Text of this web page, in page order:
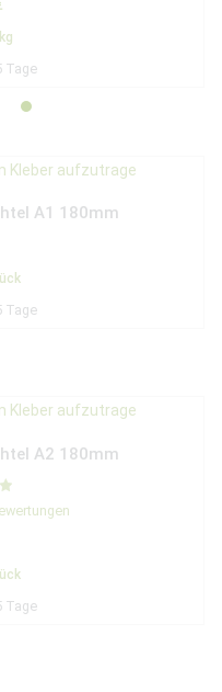
kg
Tage
A1 180mm
Tage
A2 180mm
Tage